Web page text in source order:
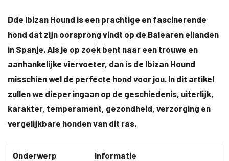
Dde Ibizan Hound is een prachtige en fascinerende
hond dat zijn oorsprong vindt op de Balearen eilanden
in Spanje. Als je op zoek bent naar een trouwe en
aanhankelijke viervoeter, dan is de Ibizan Hound
misschien wel de perfecte hond voor jou. In dit artikel
zullen we dieper ingaan op de geschiedenis, uiterlijk,
karakter, temperament, gezondheid, verzorging en
vergelijkbare honden van dit ras.
Onderwerp Informatie